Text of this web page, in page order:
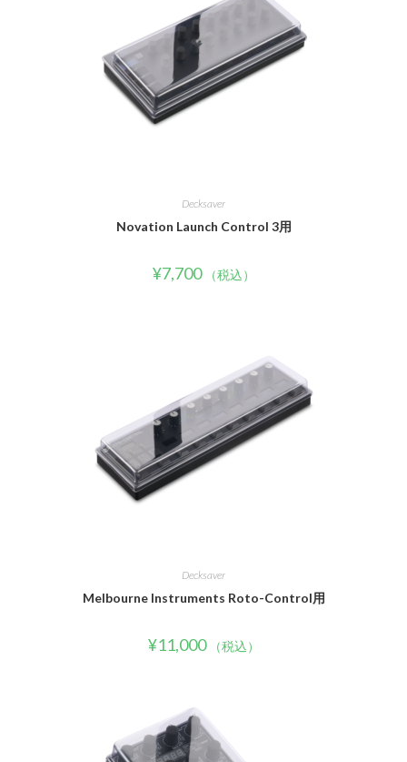
Decksaver
Novation Launch Control 3用
¥7,700 （税込）
Decksaver
Melbourne Instruments Roto-Control用
¥11,000 （税込）